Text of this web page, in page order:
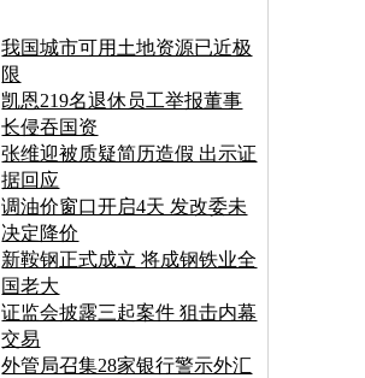
我国城市可用土地资源已近极
限
凯恩219名退休员工举报董事
长侵吞国资
张维迎被质疑简历造假 出示证
据回应
调油价窗口开启4天 发改委未
决定降价
新鞍钢正式成立 将成钢铁业全
国老大
证监会披露三起案件 狙击内幕
交易
外管局召集28家银行警示外汇